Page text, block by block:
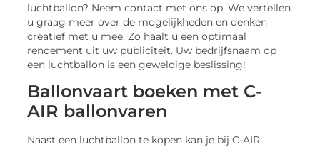
luchtballon? Neem contact met ons op. We vertellen
u graag meer over de mogelijkheden en denken
creatief met u mee. Zo haalt u een optimaal
rendement uit uw publiciteit. Uw bedrijfsnaam op
een luchtballon is een geweldige beslissing!
Ballonvaart boeken met C-
AIR ballonvaren
Naast een luchtballon te kopen kan je bij C-AIR